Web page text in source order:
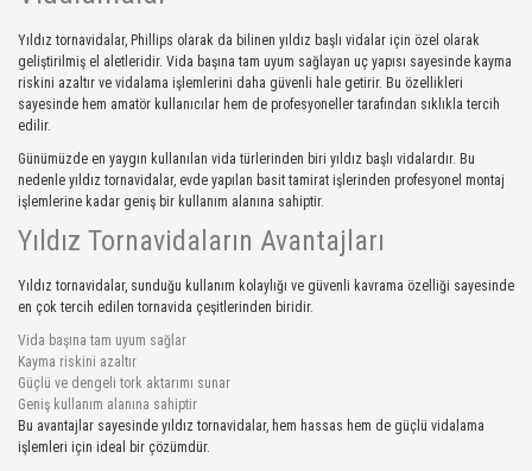
Yıldız tornavidalar, Phillips olarak da bilinen yıldız başlı vidalar için özel olarak
geliştirilmiş el aletleridir. Vida başına tam uyum sağlayan uç yapısı sayesinde kayma
riskini azaltır ve vidalama işlemlerini daha güvenli hale getirir. Bu özellikleri
sayesinde hem amatör kullanıcılar hem de profesyoneller tarafından sıklıkla tercih
edilir.
Günümüzde en yaygın kullanılan vida türlerinden biri yıldız başlı vidalardır. Bu
nedenle yıldız tornavidalar, evde yapılan basit tamirat işlerinden profesyonel montaj
işlemlerine kadar geniş bir kullanım alanına sahiptir.
Yıldız Tornavidaların Avantajları
Yıldız tornavidalar, sunduğu kullanım kolaylığı ve güvenli kavrama özelliği sayesinde
en çok tercih edilen tornavida çeşitlerinden biridir.
Vida başına tam uyum sağlar
Kayma riskini azaltır
Güçlü ve dengeli tork aktarımı sunar
Geniş kullanım alanına sahiptir
Bu avantajlar sayesinde yıldız tornavidalar, hem hassas hem de güçlü vidalama
işlemleri için ideal bir çözümdür.